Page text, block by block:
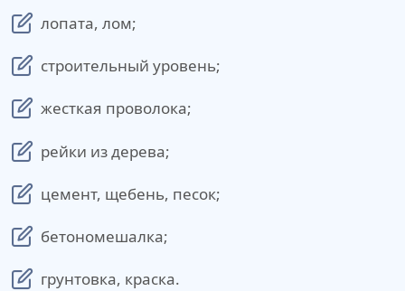
лопата, лом;
строительный уровень;
жесткая проволока;
рейки из дерева;
цемент, щебень, песок;
бетономешалка;
грунтовка, краска.